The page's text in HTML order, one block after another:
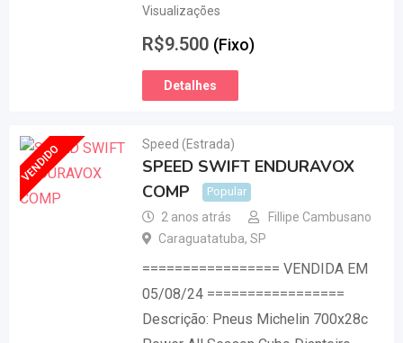
Visualizações
R$9.500 (Fixo)
Detalhes
VENDIDO Speed (Estrada)
SPEED SWIFT ENDURAVOX
COMP
Popular
2 anos atrás
Fillipe Cambusano
Caraguatatuba, SP
================= VENDIDA EM
05/08/24 =================
Descrição: Pneus Michelin 700x28c